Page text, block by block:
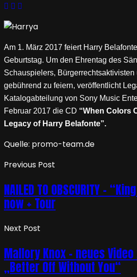
Am 1. März 2017 feiert Harry
Geburtstag. Um den Ehrentag des
Schauspielers,
gebührend zu feiern, veröffentlicht
Katalogabteilung von Sony Music
Februar 2017 die CD “When Colors
Legacy of Harry Belafonte”.
Quelle: promo-team.de
Previous Post
NAILED TO OBSCURITY –
now + Tour
Next Post
Mallory Knox – neues
„Better Off Without You“